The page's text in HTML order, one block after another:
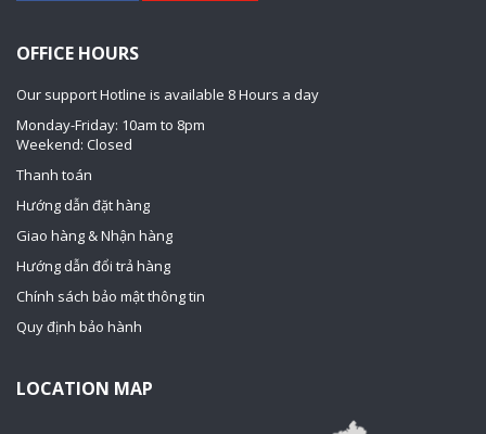
OFFICE HOURS
Our support Hotline is available 8 Hours a day
Monday-Friday: 10am to 8pm
Weekend: Closed
Thanh toán
Hướng dẫn đặt hàng
Giao hàng & Nhận hàng
Hướng dẫn đổi trả hàng
Chính sách bảo mật thông tin
Quy định bảo hành
LOCATION MAP